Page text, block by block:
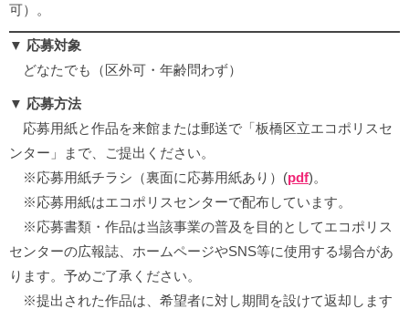
可）。
▼ 応募対象
どなたでも（区外可・年齢問わず）
▼ 応募方法
応募用紙と作品を来館または郵送で「板橋区立エコポリスセ
ンター」まで、ご提出ください。
※応募用紙チラシ（裏面に応募用紙あり）(pdf)。
※応募用紙はエコポリスセンターで配布しています。
※応募書類・作品は当該事業の普及を目的としてエコポリス
センターの広報誌、ホームページやSNS等に使用する場合があ
ります。予めご了承ください。
※提出された作品は、希望者に対し期間を設けて返却します